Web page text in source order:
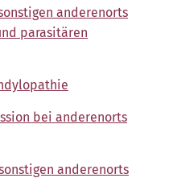
anderenorts
parasitären
bei anderenorts
anderenorts